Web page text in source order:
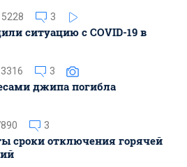
5228 3
ситуацию с COVID-19 в
3316 3
джипа погибла
3
сроки отключения горячей